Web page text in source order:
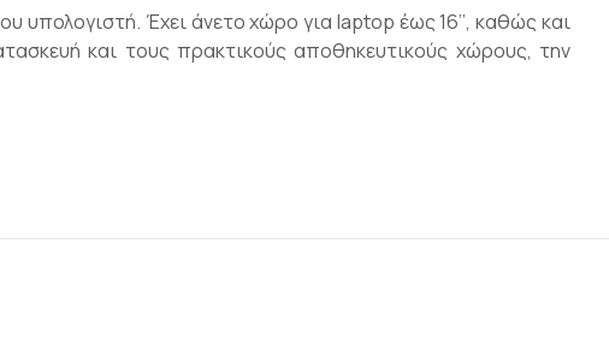
υπολογιστή. Έχει άνετο χώρο για laptop έως 16’’, καθώς και
και τους πρακτικούς αποθηκευτικούς χώρους, την